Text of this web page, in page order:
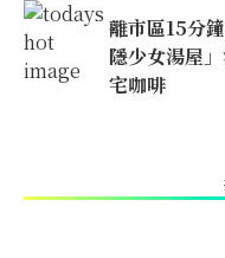
離市區15分
隱少女湯屋
宅咖啡